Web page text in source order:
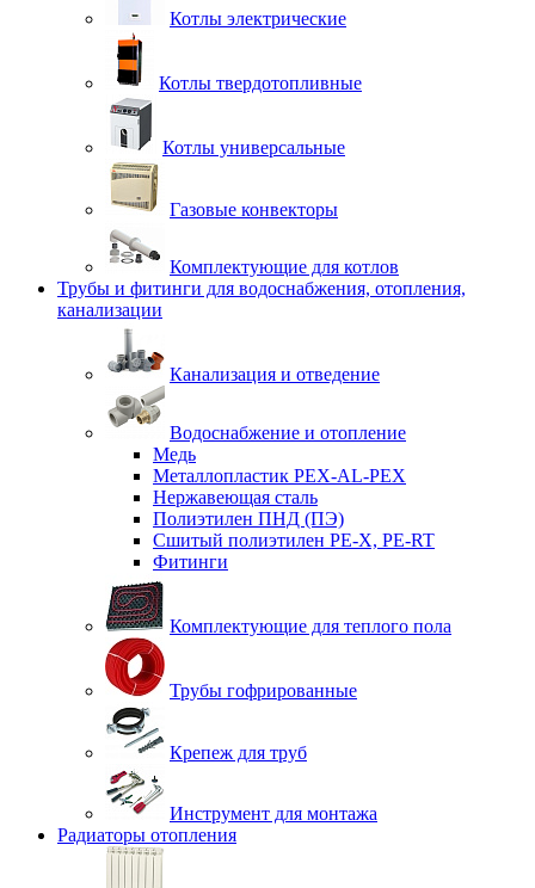
Котлы электрические
Котлы твердотопливные
Котлы универсальные
Газовые конвекторы
Комплектующие для котлов
Трубы и фитинги для водоснабжения, отопления,
канализации
Канализация и отведение
Водоснабжение и отопление
Медь
Металлопластик PEX-AL-PEX
Нержавеющая сталь
Полиэтилен ПНД (ПЭ)
Сшитый полиэтилен PE-X, PE-RT
Фитинги
Комплектующие для теплого пола
Трубы гофрированные
Крепеж для труб
Инструмент для монтажа
Радиаторы отопления